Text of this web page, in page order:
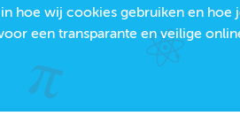
hoe wij cookies gebruiken en hoe
een transparante en veilige